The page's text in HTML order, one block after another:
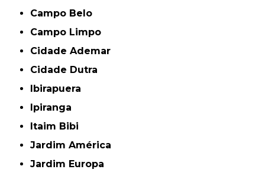
Campo Belo
Campo Limpo
Cidade Ademar
Cidade Dutra
Ibirapuera
Ipiranga
Itaim Bibi
Jardim América
Jardim Europa